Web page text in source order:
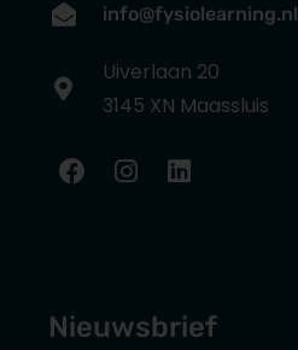
info@fysiolearning.nl
Uiverlaan 20
3145 XN Maassluis
Nieuwsbrief